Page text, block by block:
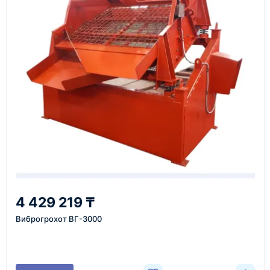
Перед отгрузкой товары проходят визуальную
проверку. По запросу клиента мы можем отправить
фото- или видеоотчёт о состоянии товара на
момент отправки.
Срок поставки зависит от наличия товара у
поставщика, города доставки, габаритов груза,
выбранной транспортной компании и условий
Средний срок доставки по большинству
более быстрая отправка. Точный срок
менеджер сообщает при расчёте заказа.
4 429 219 ₸
Виброгрохот ВГ-3000